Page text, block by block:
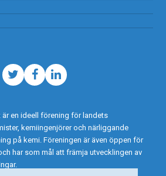
TwitterFacebook
LinkedIn
en ideell förening för landets
kemiingenjörer och närliggande
på kemi. Föreningen är även öppen för
har som mål att främja utvecklingen av